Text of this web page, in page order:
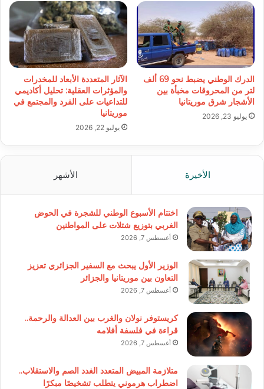
الدرك الوطني يضبط نحو 69 ألف
لتر من المحروقات مخبأة بين
الأشجار شرق موريتانيا
يوليو 23, 2026
الآثار المتعددة الأبعاد للمخدرات
والمؤثرات العقلية: تحليل أكاديمي
للتداعيات على الفرد والمجتمع في
موريتانيا
يوليو 22, 2026
الأخيرة الأشهر
اختتام الأسبوع الوطني للشجرة في الحوض
الغربي بتوزيع شتلات على المواطنين
أغسطس 7, 2026
الوزير الأول يبحث مع السفير الجزائري تعزيز
التعاون بين موريتانيا والجزائر
أغسطس 7, 2026
كريستوفر نولان والغرب بين العدالة والرحمة..
قراءة في فلسفة أفلامه
أغسطس 7, 2026
متلازمة المبيض المتعدد الغدد الصم والاستقلاب..
اضطراب هرموني يتطلب تشخيصًا مبكرًا